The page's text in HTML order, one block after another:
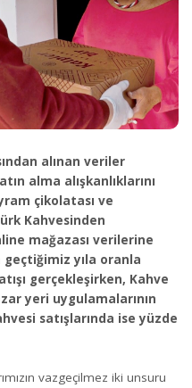
alınan veriler
alma alışkanlıklarını
çikolatası ve
Kahvesinden
mağazası verilerine
geçtiğimiz yıla oranla
gerçekleşirken, Kahve
yeri uygulamalarının
satışlarında ise yüzde
vazgeçilmez iki unsuru